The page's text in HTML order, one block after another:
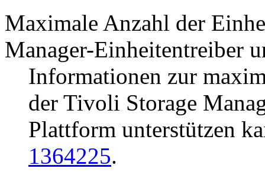
Maximale Anzahl der
Manager-Einheitentreiber
Informationen zur
der Tivoli Storage
Plattform unterstützen
1364225.